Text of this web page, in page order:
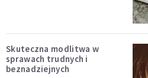
Skuteczna modlitwa w
sprawach trudnych i
beznadziejnych